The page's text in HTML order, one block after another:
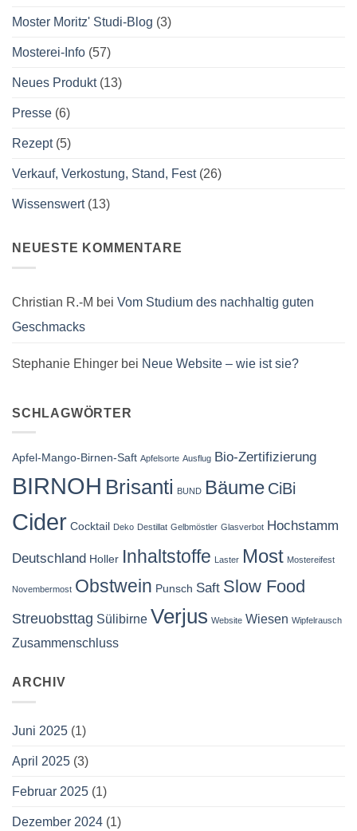
Moster Moritz' Studi-Blog (3)
Mosterei-Info (57)
Neues Produkt(13)
Presse (6)
Rezept(5)
Verkauf, Verkostung, Stand, Fest(26)
Wissenswert(13)
NEUESTE KOMMENTARE
Christian R.-M bei Vom Studium des nachhaltig guten
Geschmacks
Stephanie Ehinger bei Neue Website – wie ist sie?
SCHLAGWÖRTER
Apfel-Mango-Birnen-Saft Apfelsorte Ausflug Bio-Zertifizierung
BIRNOH Brisanti BUND Bäume CiBi
Cider Cocktail Deko Destillat Gelbmöstler Glasverbot Hochstamm
Deutschland Holler Inhaltstoffe Laster Most Mostereifest
Novembermost Obstwein Punsch Saft Slow Food
Streuobsttag Sülibirne Verjus Website Wiesen Wipfelrausch
Zusammenschluss
ARCHIV
Juni 2025 (1)
April 2025 (3)
Februar 2025 (1)
Dezember 2024 (1)